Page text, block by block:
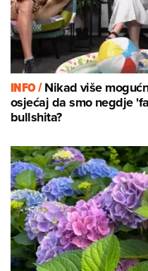
INFO /Nikad više
osjećaj da smo negdje
bullshita?